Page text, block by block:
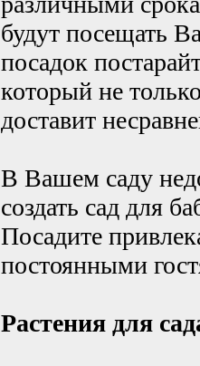
будут посещать
посадок
который не
доставит
В Вашем саду
создать сад для
Посадите
постоянными
Растения для